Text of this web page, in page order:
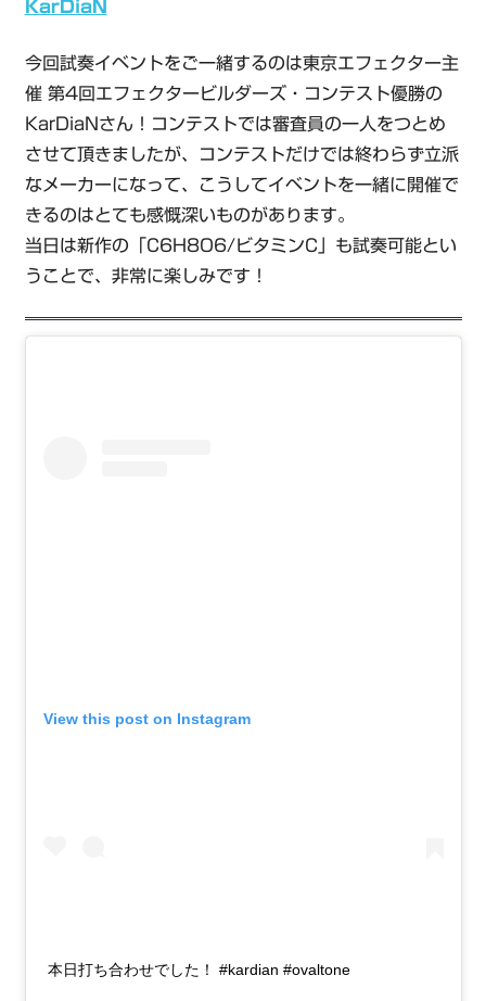
KarDiaN
今回試奏イベントをご一緒するのは東京エフェクター主
催 第4回エフェクタービルダーズ・コンテスト優勝の
KarDiaNさん！コンテストでは審査員の一人をつとめ
させて頂きましたが、コンテストだけでは終わらず立派
なメーカーになって、こうしてイベントを一緒に開催で
きるのはとても感慨深いものがあります。
当日は新作の「C6H8O6/ビタミンC」も試奏可能とい
うことで、非常に楽しみです！
View this post on Instagram
本日打ち合わせでした！ #kardian #ovaltone